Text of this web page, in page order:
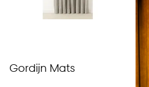
Gordijn Mats